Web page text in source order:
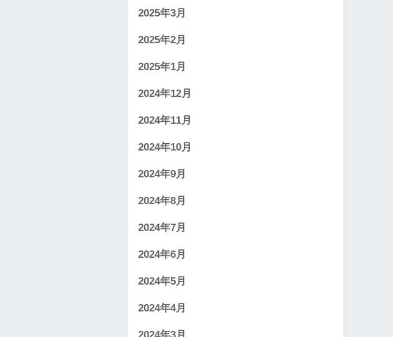
2025年3月
2025年2月
2025年1月
2024年12月
2024年11月
2024年10月
2024年9月
2024年8月
2024年7月
2024年6月
2024年5月
2024年4月